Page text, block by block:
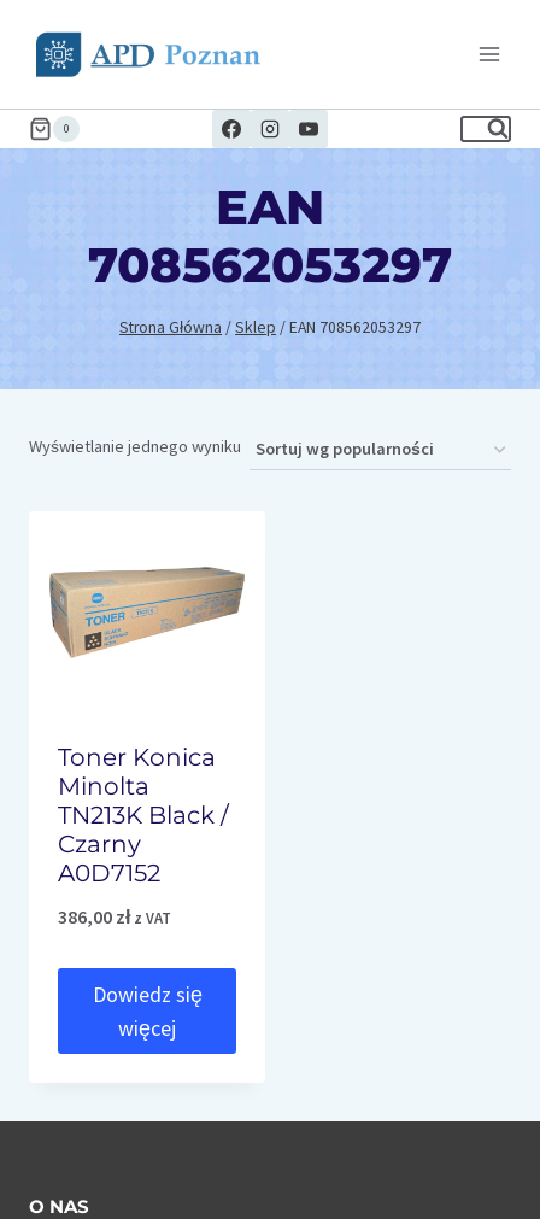
0
EAN
708562053297
Strona Główna /Sklep /EAN 708562053297
Wyświetlanie jednego wyniku
Toner Konica
Minolta
TN213K Black /
Czarny
A0D7152
386,00 zł z VAT
Dowiedz się
więcej
O NAS